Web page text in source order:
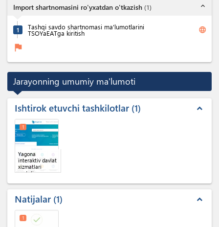
Import shartnomasini ro'yxatdan o'tkazish (1) expand_less
1 Tashqi savdo shartnomasi ma'lumotlarini
TSOYaEATga kiritish language
flag
Jarayonning umumiy ma'lumoti
Ishtirok etuvchi tashkilotlar 1 expand_less
Yagona
interaktiv davlat
xizmatlari
portali
1
Natijalar 1 expand_less
1